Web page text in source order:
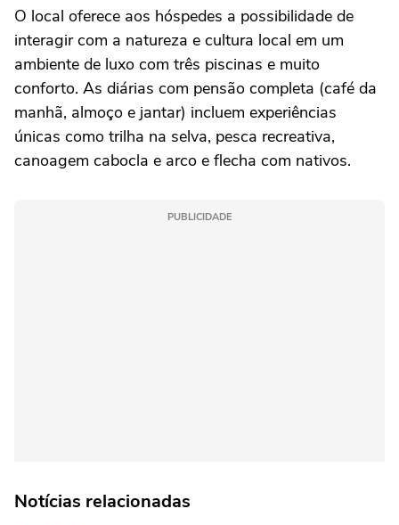
O local oferece aos hóspedes a possibilidade de
interagir com a natureza e cultura local em um
ambiente de luxo com três piscinas e muito
conforto. As diárias com pensão completa (café da
manhã, almoço e jantar) incluem experiências
únicas como trilha na selva, pesca recreativa,
canoagem cabocla e arco e flecha com nativos.
PUBLICIDADE
Notícias relacionadas